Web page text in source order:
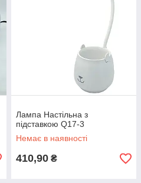
Лампа Настільна з
підставкою Q17-3
Немає в наявності
410,90 ₴